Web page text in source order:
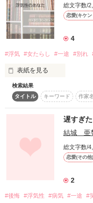
読者数1000人越え！！
感謝です！
\総合ランキング11位/
感想、レビューくれたら
嬉しいです♡♡
-----＊-----＊-----＊-----＊
「じゃあ私も浮気しちゃお
「バーカ、お前は俺以外無
……すっごく悔しいけど、
その通りなんです。
*+◇+*
総文字数/
恋愛(キケ
4
#浮気 #女たらし #一途 #別れ
表紙を見る
貴方の瞳に私は写っていま
浮気性
翔に一途
感想ノート
検索結果
タイトル
キーワード 作家
遅すぎた
結城 亜
総文字数/
恋愛(その他)
2
#後悔 #浮気性 #病気 #一途 #